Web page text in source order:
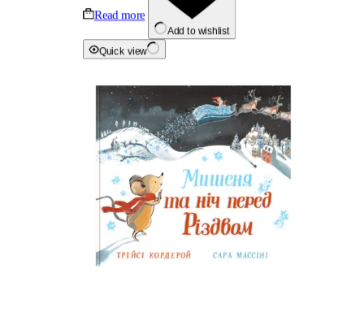
Read more
Add to wishlist
Quick view